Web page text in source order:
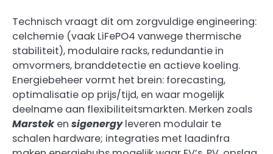
Technisch vraagt dit om zorgvuldige engineering:
celchemie (vaak LiFePO4 vanwege thermische
stabiliteit), modulaire racks, redundantie in
omvormers, branddetectie en actieve koeling.
Energiebeheer vormt het brein: forecasting,
optimalisatie op prijs/tijd, en waar mogelijk
deelname aan flexibiliteitsmarkten. Merken zoals
Marsteken sigenergyleveren modulair te
schalen hardware; integraties met laadinfra